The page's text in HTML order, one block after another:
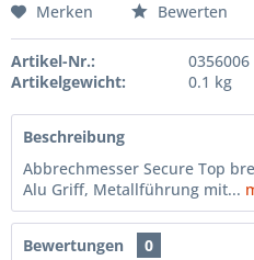
Merken Bewerten
Artikel-Nr.:
0356006
Artikelgewicht:
0.1 kg
Beschreibung
Abbrechmesser Secure Top
Alu Griff, Metallführung mit...
Bewertungen
0